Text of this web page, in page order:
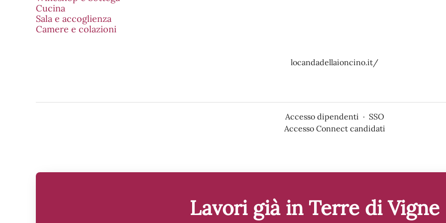
Cucina
Sala e accoglienza
Camere e colazioni
locandadellaioncino.it/
Accesso dipendenti · SSO
Accesso Connect candidati
Lavori già in Terre di Vigne